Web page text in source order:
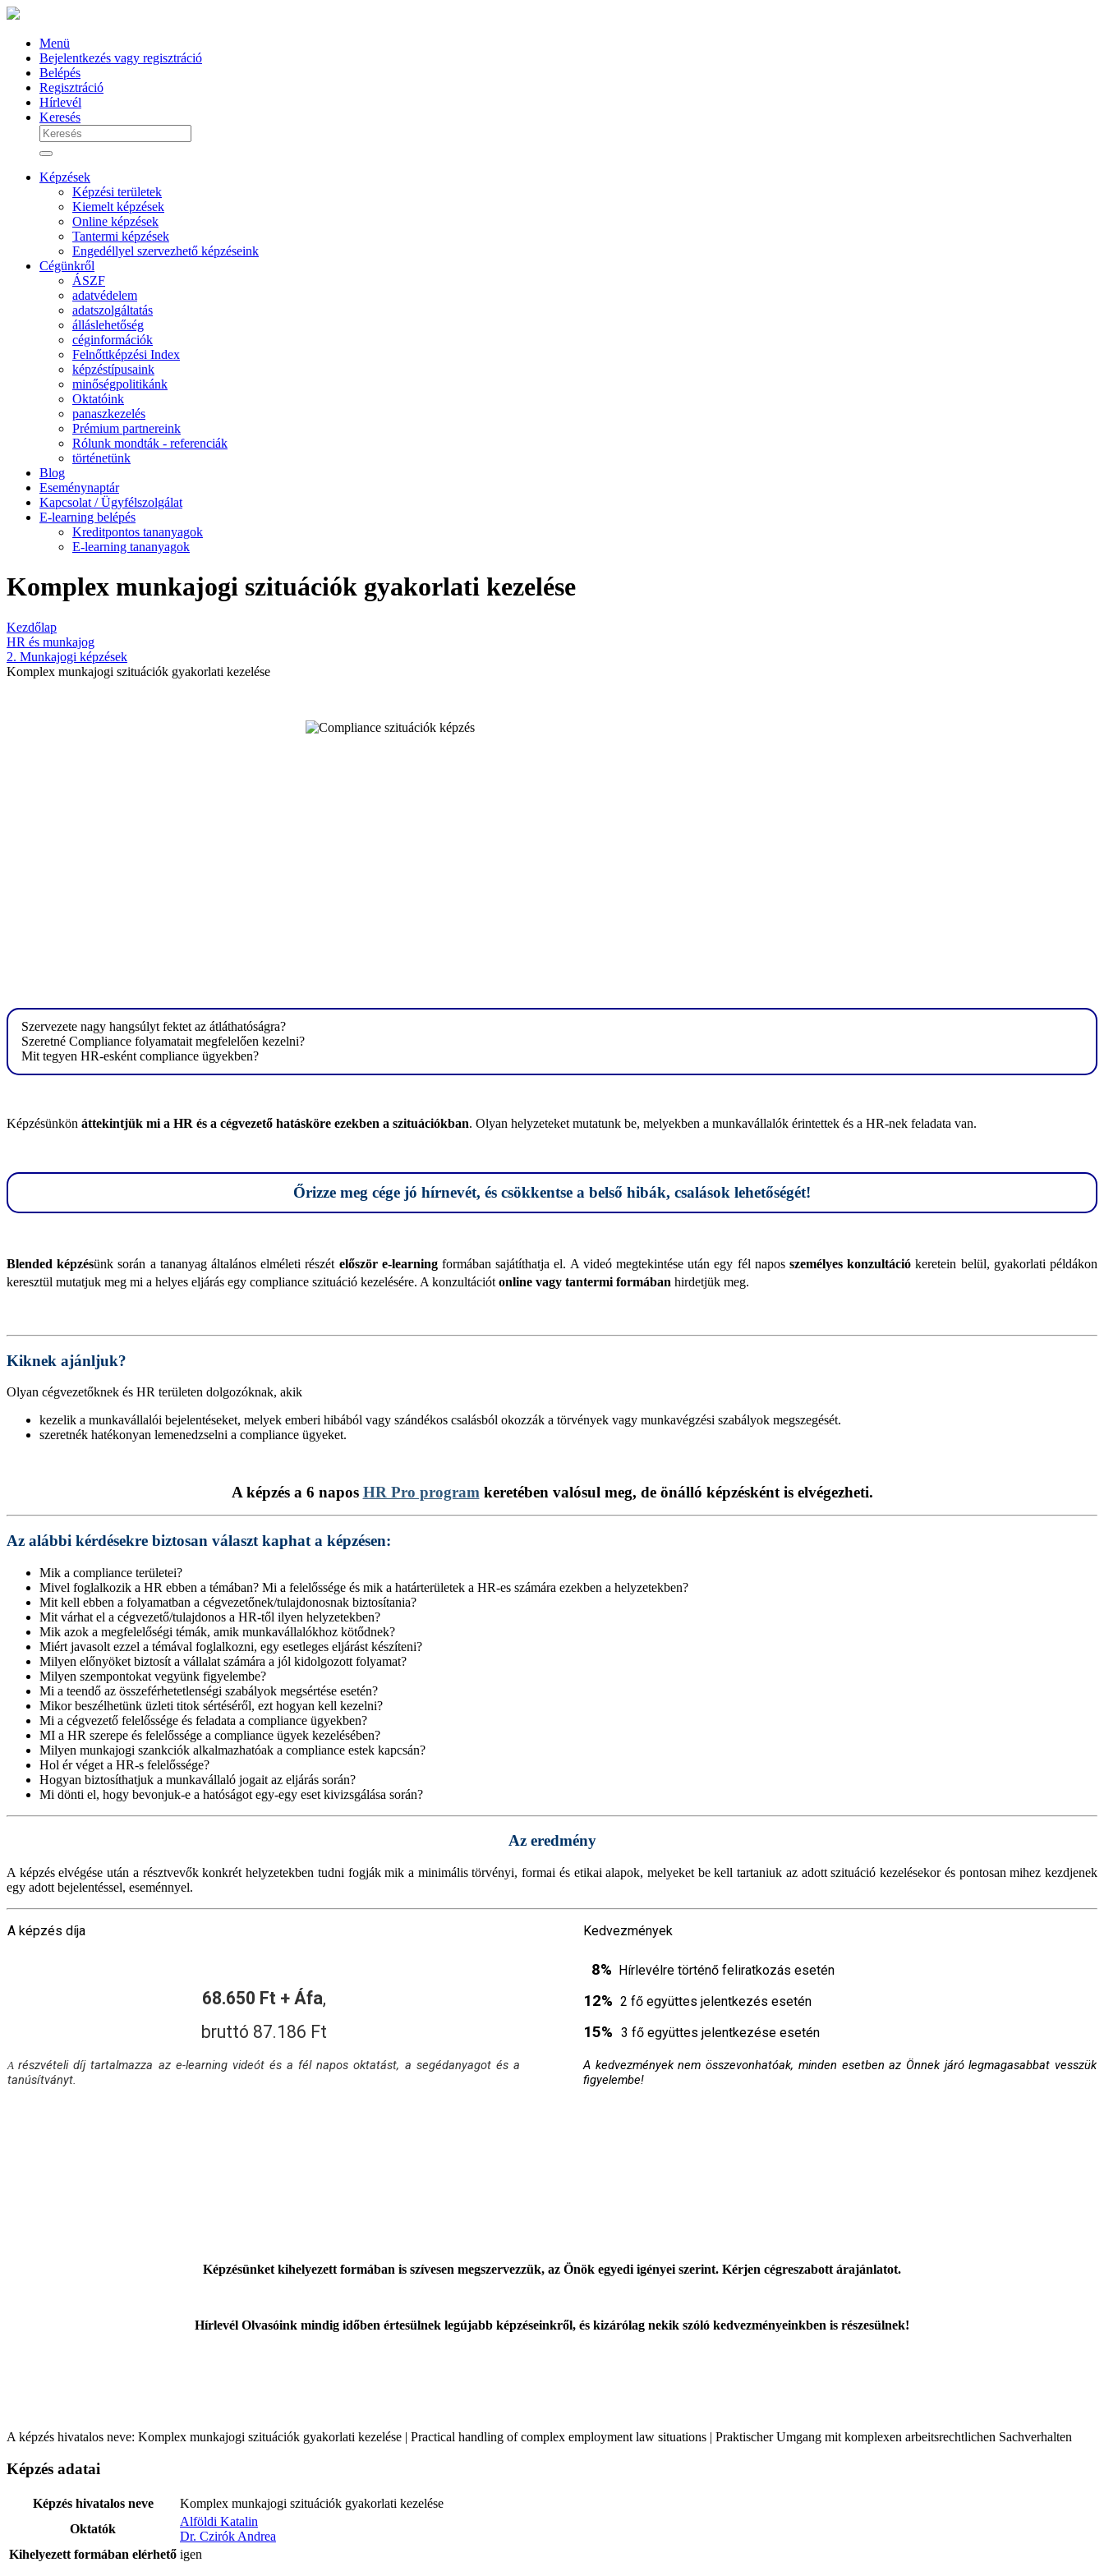
Menü
Bejelentkezés vagy regisztráció
Belépés
Regisztráció
Hírlevél
Keresés
Képzések
Képzési területek
Kiemelt képzések
Online képzések
Tantermi képzések
Engedéllyel szervezhető képzéseink
Cégünkről
ÁSZF
adatvédelem
adatszolgáltatás
álláslehetőség
céginformációk
Felnőttképzési Index
képzéstípusaink
minőségpolitikánk
Oktatóink
panaszkezelés
Prémium partnereink
Rólunk mondták - referenciák
történetünk
Blog
Eseménynaptár
Kapcsolat / Ügyfélszolgálat
E-learning belépés
Kreditpontos tananyagok
E-learning tananyagok
Komplex munkajogi szituációk gyakorlati kezelése
Kezdőlap
HR és munkajog
2. Munkajogi képzések
Komplex munkajogi szituációk gyakorlati kezelése
Szervezete nagy hangsúlyt fektet az átláthatóságra?
Szeretné Compliance folyamatait megfelelően kezelni?
Mit tegyen HR-esként compliance ügyekben?
Képzésünkön áttekintjük mi a HR és a cégvezető hatásköre ezekben a szituációkban. Olyan helyzeteket mutatunk be, melyekben a munkavállalók érintettek és a HR-nek feladata van.
Őrizze meg cége jó hírnevét, és csökkentse a belső hibák, csalások lehetőségét!
Blended képzésünk során a tananyag általános elméleti részét először e-learningformában sajátíthatja el. A videó megtekintése után egy fél naposszemélyes konzultáció keretein belül, gyakorlati példákon
keresztül mutatjuk meg mi a helyes eljárás egy compliance szituáció kezelésére. A konzultációt online vagy tantermi formában hirdetjük meg.
Kiknek ajánljuk?
Olyan cégvezetőknek és HR területen dolgozóknak, akik
kezelik a munkavállalói bejelentéseket, melyek emberi hibából vagy szándékos csalásból okozzák a törvények vagy munkavégzési szabályok megszegését.
szeretnék hatékonyan lemenedzselni a compliance ügyeket.
A képzés a 6 napos HR Pro program keretében valósul meg, de önálló képzésként is elvégezheti.
Az alábbi kérdésekre biztosan választ kaphat a képzésen:
Mik a compliance területei?
Mivel foglalkozik a HR ebben a témában? Mi a felelőssége és mik a határterületek a HR-es számára ezekben a helyzetekben?
Mit kell ebben a folyamatban a cégvezetőnek/tulajdonosnak biztosítania?
Mit várhat el a cégvezető/tulajdonos a HR-től ilyen helyzetekben?
Mik azok a megfelelőségi témák, amik munkavállalókhoz kötődnek?
Miért javasolt ezzel a témával foglalkozni, egy esetleges eljárást készíteni?
Milyen előnyöket biztosít a vállalat számára a jól kidolgozott folyamat?
Milyen szempontokat vegyünk figyelembe?
Mi a teendő az összeférhetetlenségi szabályok megsértése esetén?
Mikor beszélhetünk üzleti titok sértéséről, ezt hogyan kell kezelni?
Mi a cégvezető felelőssége és feladata a compliance ügyekben?
MI a HR szerepe és felelőssége a compliance ügyek kezelésében?
Milyen munkajogi szankciók alkalmazhatóak a compliance estek kapcsán?
Hol ér véget a HR-s felelőssége?
Hogyan biztosíthatjuk a munkavállaló jogait az eljárás során?
Mi dönti el, hogy bevonjuk-e a hatóságot egy-egy eset kivizsgálása során?
Az eredmény
A képzés elvégése után a résztvevők konkrét helyzetekben tudni fogják mik a minimális törvényi, formai és etikai alapok, melyeket be kell tartaniuk az adott szituáció kezelésekor és pontosan mihez kezdjenek
egy adott bejelentéssel, eseménnyel.
A képzés díja Kedvezmények
68.650 Ft + Áfa,
bruttó 87.186 Ft
8% Hírlevélre történő feliratkozás esetén
12% 2 fő együttes jelentkezés esetén
15% 3 fő együttes jelentkezése esetén
Arészvételi díj tartalmazza az e-learning videót és a fél napos oktatást, a segédanyagot és a
tanúsítványt.
A kedvezmények nem összevonhatóak, minden esetben az Önnek járó legmagasabbat vesszük
figyelembe!
Képzésünket kihelyezett formában is szívesen megszervezzük, az Önök egyedi igényei szerint. Kérjen cégreszabott árajánlatot.
Hírlevél Olvasóink mindig időben értesülnek legújabb képzéseinkről, és kizárólag nekik szóló kedvezményeinkben is részesülnek!
A képzés hivatalos neve: Komplex munkajogi szituációk gyakorlati kezelése | Practical handling of complex employment law situations | Praktischer Umgang mit komplexen arbeitsrechtlichen Sachverhalten
Képzés adatai
Képzés hivatalos neve
Komplex munkajogi szituációk gyakorlati kezelése
Oktatók
Alföldi Katalin
Dr. Czirók Andrea
Kihelyezett formában elérhető igen